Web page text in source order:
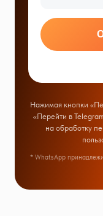
Нажимая кнопки
«Перейти в
на обработку
* WhatsApp